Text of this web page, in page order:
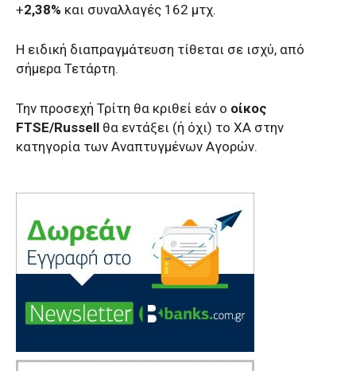
+2,38% και συναλλαγές 162 μτχ.
Η ειδική διαπραγμάτευση τίθεται σε ισχύ, από
σήμερα Τετάρτη.
Την προσεχή Τρίτη θα κριθεί εάν ο οίκος
FTSE/Russell θα εντάξει (ή όχι) το ΧΑ στην
κατηγορία των Αναπτυγμένων Αγορών.